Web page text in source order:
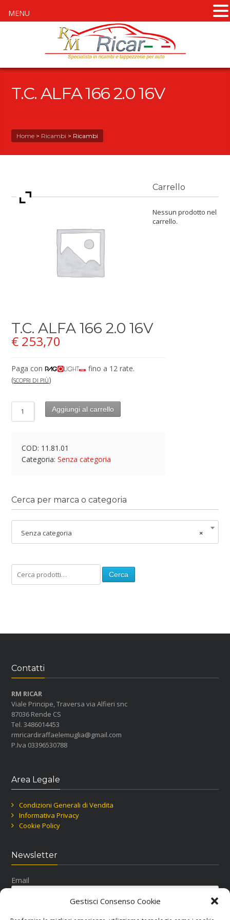
Gestisci Consenso Cookie
T.C. ALFA 166 2.0 16V
Home > Ricambi > Ricambi
T.C. ALFA 166 2.0 16V
€ 253,70
Paga con
fino a 12 rate.
(SCOPRI DI PIÙ)
Aggiungi al carrello
COD: 11.81.01
Categoria:Senza categoria
Carrello
Nessun prodotto nel
carrello.
Cerca per marca o categoria
×
Senza categoria
Cerca
Contatti
RM RICAR
Viale Principe, Traversa via Alfieri snc
87036 Rende CS
Tel. 3486014453
rmricardiraffaelemuglia@gmail.com
P.Iva 03396530788
Area Legale
Condizioni Generali di Vendita
Informativa Privacy
Cookie Policy
Newsletter
Email
MENU